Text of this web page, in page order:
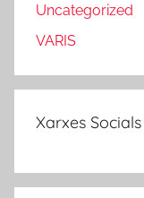
Uncategorized
VARIS
Xarxes Socials